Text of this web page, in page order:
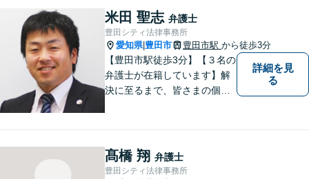
米田 聖志 弁護士
豊田シティ法律事務所
愛知県| 豊田市 豊田市駅 から徒歩3分
【豊田市駅徒歩3分】【３名の
弁護士が在籍しています】解
決に至るまで、皆さまの個別
続問題／刑事事件／企業法務
など幅広く対応。どうぞお気
詳細を見
る
髙橋 翔 弁護士
豊田シティ法律事務所